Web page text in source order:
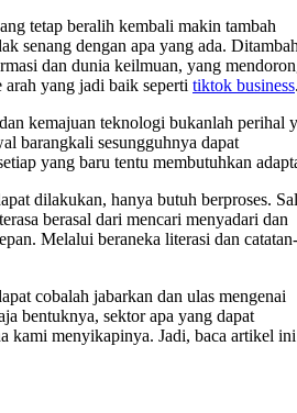
tetap beralih kembali makin tambah
senang dengan apa yang ada.
dan dunia keilmuan, yang
yang jadi baik seperti tiktok business
kemajuan teknologi bukanlah perihal
barangkali sesungguhnya dapat
yang baru tentu membutuhkan
dilakukan, hanya butuh berproses.
berasal dari mencari menyadari dan
Melalui beraneka literasi dan catatan-
cobalah jabarkan dan ulas mengenai
bentuknya, sektor apa yang dapat
kami menyikapinya. Jadi, baca artikel ini